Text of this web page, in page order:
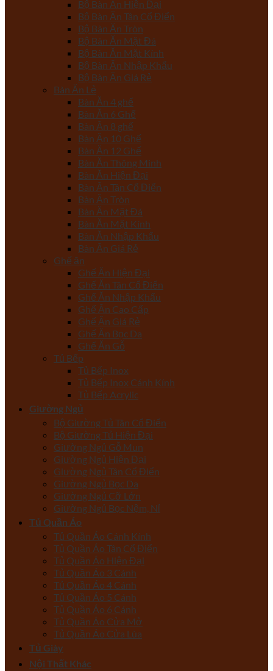
Bộ Bàn Ăn Hiện Đại
Bộ Bàn Ăn Tân Cổ Điển
Bộ Bàn Ăn Tròn
Bộ Bàn Ăn Mặt Đá
Bộ Bàn Ăn Mặt Kính
Bộ Bàn Ăn Nhập Khẩu
Bộ Bàn Ăn Giá Rẻ
Bàn Ăn Lẻ
Bàn Ăn 4 ghế
Bàn Ăn 6 Ghế
Bàn Ăn 8 ghế
Bàn Ăn 10 Ghế
Bàn Ăn 12 Ghế
Bàn Ăn Thông Minh
Bàn Ăn Hiện Đại
Bàn Ăn Tân Cổ Điển
Bàn Ăn Tròn
Bàn Ăn Mặt Đá
Bàn Ăn Mặt Kính
Bàn Ăn Nhập Khẩu
Bàn Ăn Giá Rẻ
Ghế ăn
Ghế Ăn Hiện Đại
Ghế Ăn Tân Cổ Điển
Ghế Ăn Nhập Khẩu
Ghế Ăn Cao Cấp
Ghế Ăn Giá Rẻ
Ghế Ăn Bọc Da
Ghế Ăn Gỗ
Tủ Bếp
Tủ Bếp Inox
Tủ Bếp Inox Cánh Kính
Tủ Bếp Acrylic
Giường Ngủ
Bộ Giường Tủ Tân Cổ Điển
Bộ Giường Tủ Hiện Đại
Giường Ngủ Gỗ Mun
Giường Ngủ Hiện Đại
Giường Ngủ Tân Cổ Điển
Giường Ngủ Bọc Da
Giường Ngủ Cỡ Lớn
Giường Ngủ Bọc Nệm, Nỉ
Tủ Quần Áo
Tủ Quần Áo Cánh Kính
Tủ Quần Áo Tân Cổ Điển
Tủ Quần Áo Hiện Đại
Tủ Quần Áo 3 Cánh
Tủ Quần Áo 4 Cánh
Tủ Quần Áo 5 Cánh
Tủ Quần Áo 6 Cánh
Tủ Quần Áo Cửa Mở
Tủ Quần Áo Cửa Lùa
Tủ Giày
Nội Thất Khác